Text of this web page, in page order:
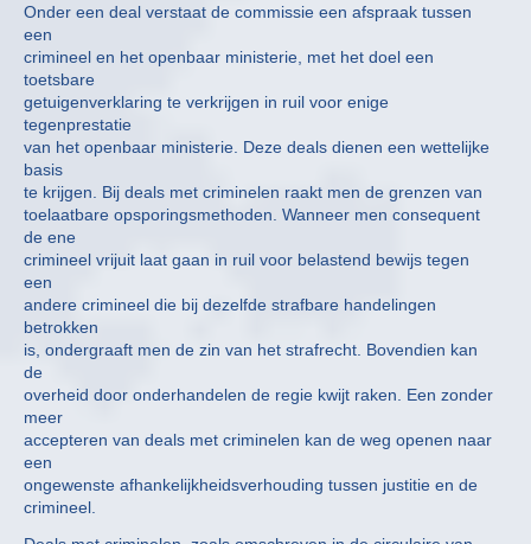
Onder een deal verstaat de commissie een afspraak tussen
een
crimineel en het openbaar ministerie, met het doel een
toetsbare
getuigenverklaring te verkrijgen in ruil voor enige
tegenprestatie
van het openbaar ministerie. Deze deals dienen een wettelijke
basis
te krijgen. Bij deals met criminelen raakt men de grenzen van
toelaatbare opsporingsmethoden. Wanneer men consequent
de ene
crimineel vrijuit laat gaan in ruil voor belastend bewijs tegen
een
andere crimineel die bij dezelfde strafbare handelingen
betrokken
is, ondergraaft men de zin van het strafrecht. Bovendien kan
de
overheid door onderhandelen de regie kwijt raken. Een zonder
meer
accepteren van deals met criminelen kan de weg openen naar
een
ongewenste afhankelijkheidsverhouding tussen justitie en de
crimineel.